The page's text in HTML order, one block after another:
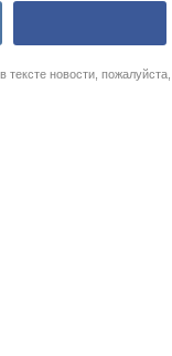
тексте новости,